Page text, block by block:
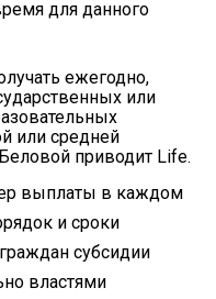
для данного
ежегодно,
или
или средней
приводит Life.
выплаты в каждом
и сроки
субсидии
властями